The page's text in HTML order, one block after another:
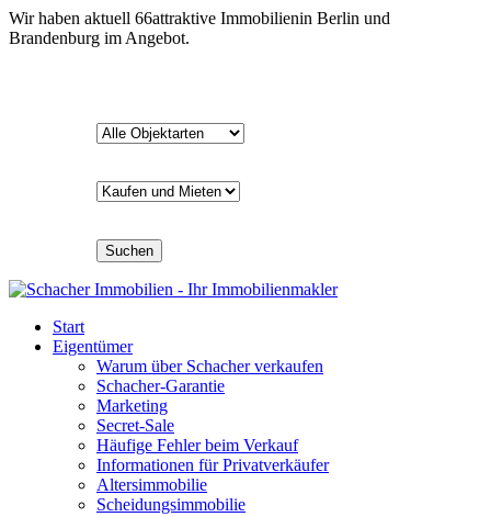
Wir haben aktuell 66attraktive Immobilienin Berlin und
Brandenburg im Angebot.
Suchen
Start
Eigentümer
Warum über Schacher verkaufen
Schacher-Garantie
Marketing
Secret-Sale
Häufige Fehler beim Verkauf
Informationen für Privatverkäufer
Altersimmobilie
Scheidungsimmobilie